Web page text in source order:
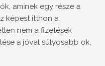
aminek egy része a
képest itthon a
nem a fizetések
a jóval súlyosabb ok,